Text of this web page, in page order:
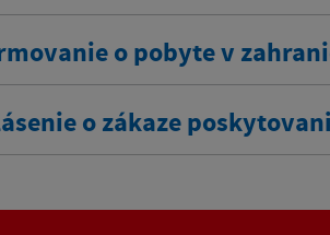
o pobyte v
o zákaze